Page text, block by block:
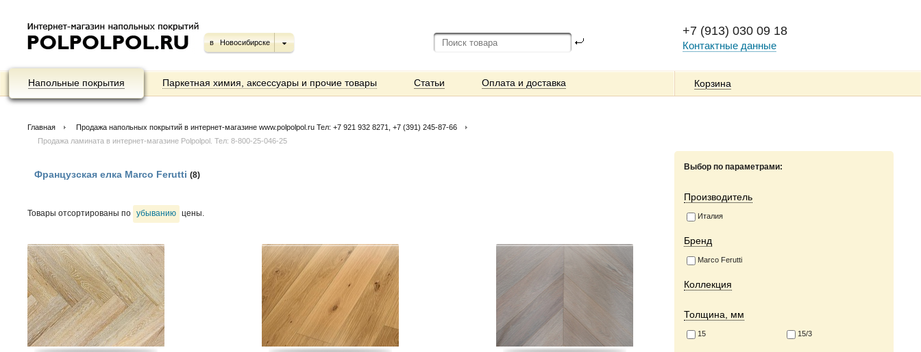
в Новосибирске
+7 (913) 030 09 18
Контактные данные
Напольные покрытия Паркетная химия, аксессуары и прочие товары Статьи Оплата и доставка Корзина
Выбор по параметрами:
Производитель
Италия
Бренд
Marco Ferutti
Коллекция
Толщина, мм
15 15/3
Главная
Продажа напольных покрытий в интернет-магазине www.polpolpol.ru Тел: +7 921 932 8271, +7 (391) 245-87-66
Продажа ламината в интернет-магазине Polpolpol. Тел: 8-800-25-046-25
Французская елка Marco Ferutti (8)
Товары отсортированы по убыванию цены.